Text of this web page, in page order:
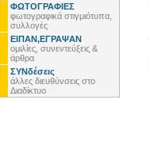
ΦΩΤΟΓΡΑΦΙΕΣ
φωτογραφικά στιγμιότυπα,
συλλογές
ΕΙΠΑΝ,ΕΓΡΑΨΑΝ
ομιλίες, συνεντεύξεις &
άρθρα
ΣΥΝδέσεις
άλλες διευθύνσεις στο
Διαδίκτυο